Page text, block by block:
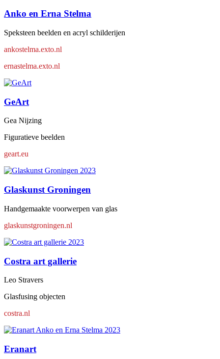
Anko en Erna Stelma
Speksteen beelden en acryl schilderijen
ankostelma.exto.nl
ernastelma.exto.nl
GeArt
Gea Nijzing
Figuratieve beelden
geart.eu
Glaskunst Groningen
Handgemaakte voorwerpen van glas
glaskunstgroningen.nl
Costra art gallerie
Leo Stravers
Glasfusing objecten
costra.nl
Eranart